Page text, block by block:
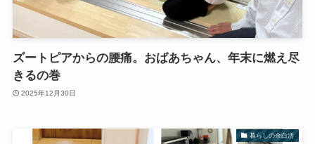
ズートピアからの腰痛。おばあちゃん、年末に燃え尽
きるの巻
2025年12月30日
暮らしの余白活